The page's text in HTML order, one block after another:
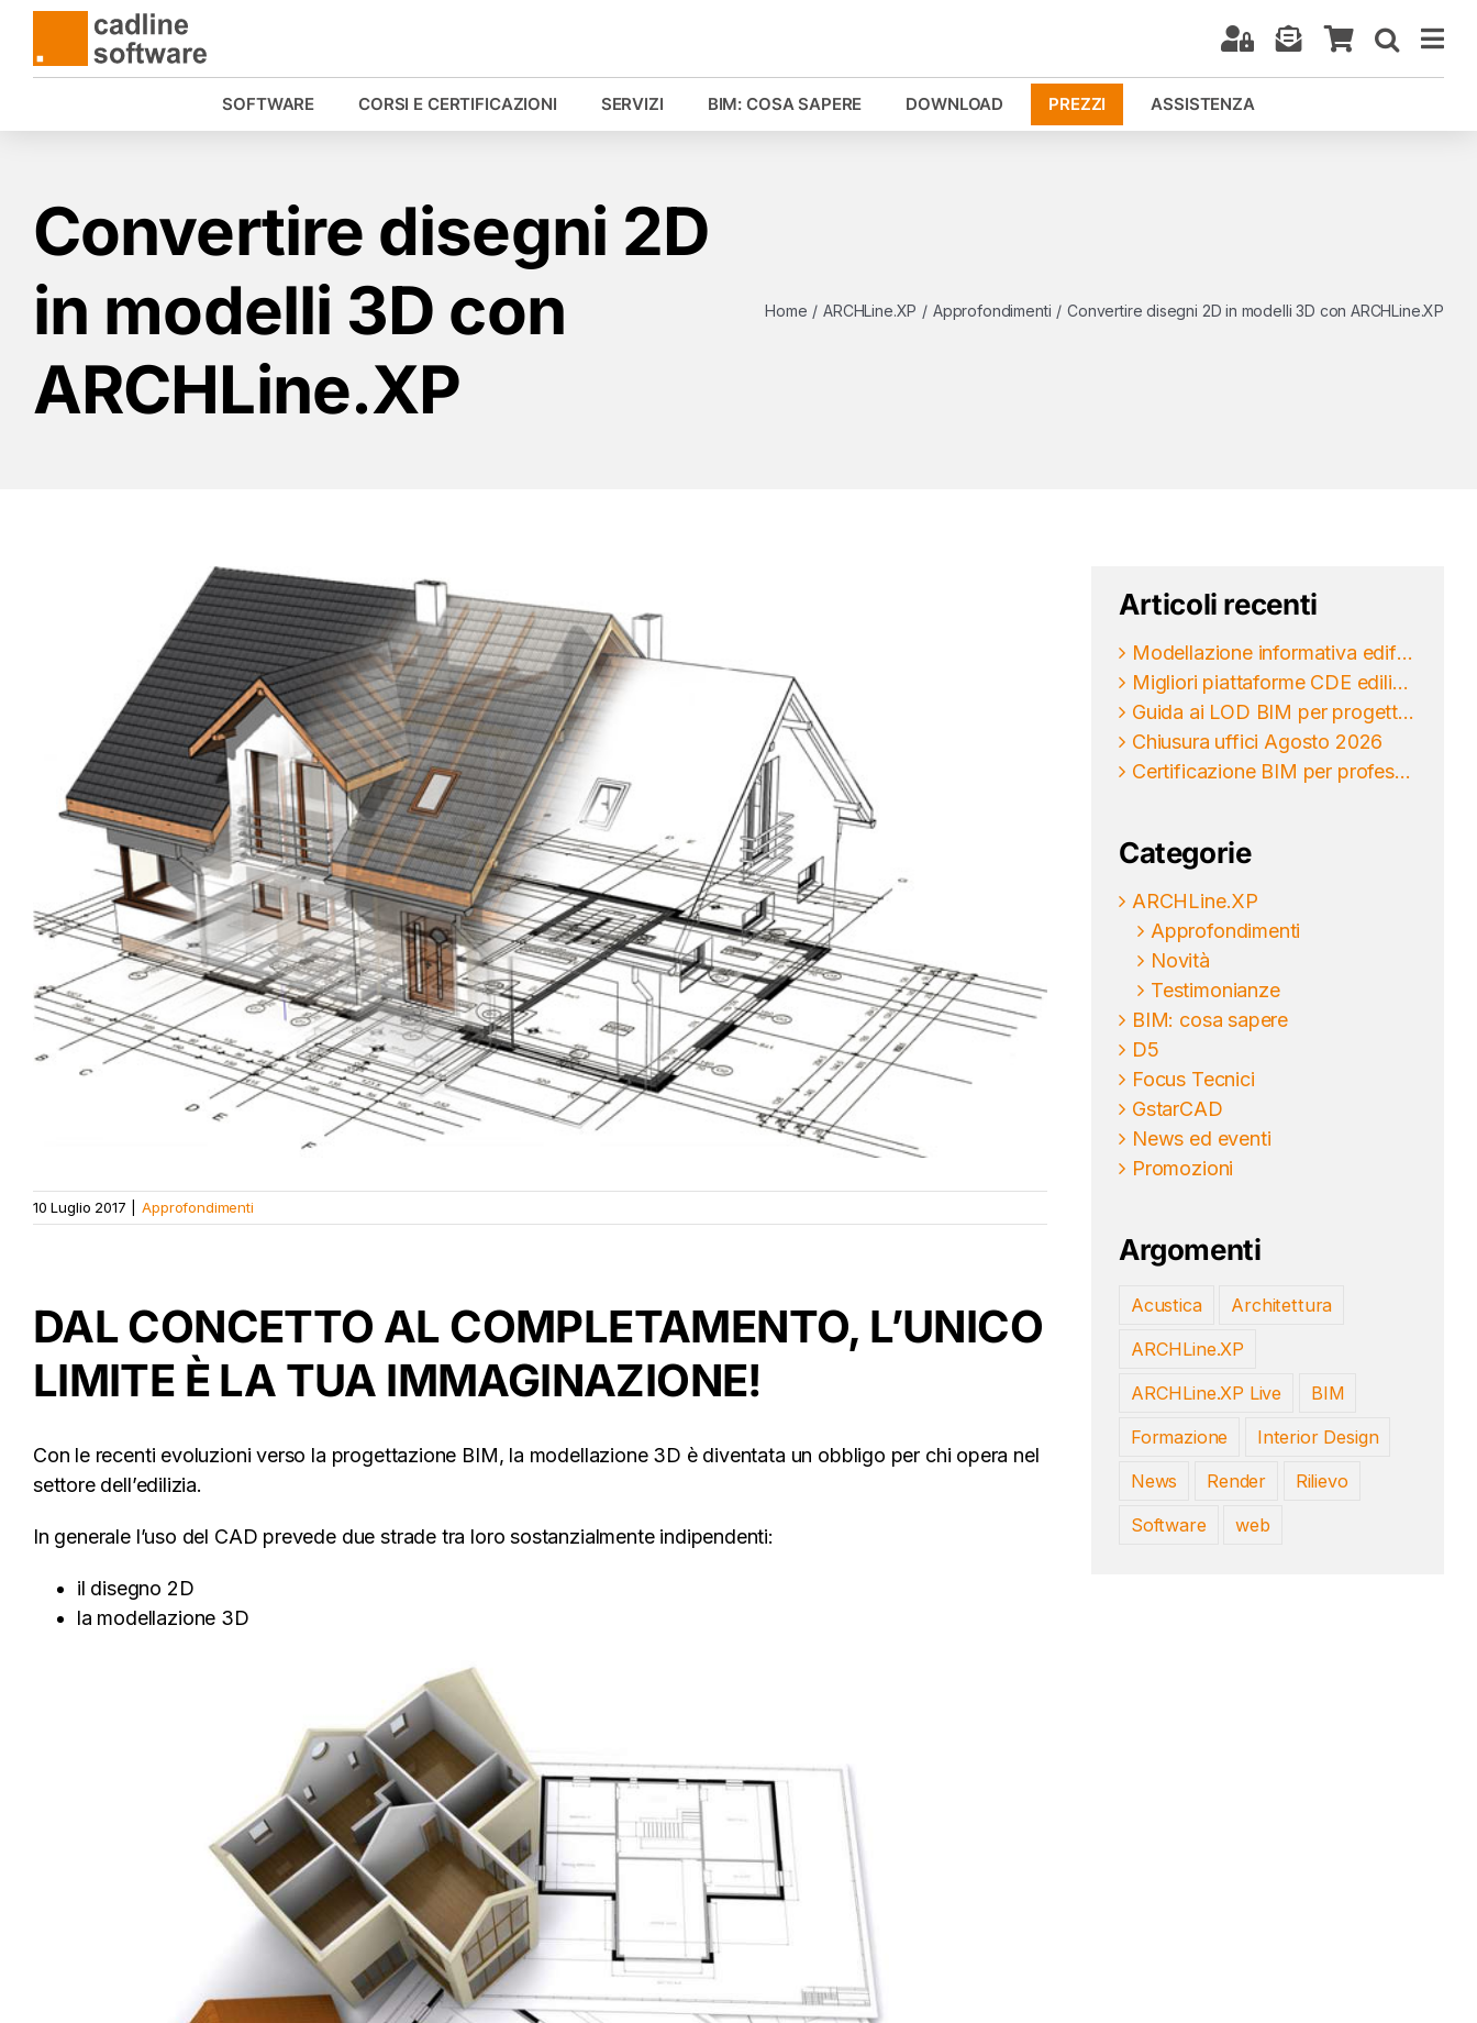
Salta
contenuto
SOFTWARE CORSI E CERTIFICAZIONI SERVIZI BIM: COSA SAPERE DOWNLOAD PREZZI ASSISTENZA
Convertire disegni 2D
in modelli 3D con
ARCHLine.XP
Home / ARCHLine.XP / Approfondimenti / Convertire disegni 2D in modelli 3D con ARCHLine.XP
10 Luglio 2017 Approfondimenti
DAL CONCETTO AL COMPLETAMENTO, L’UNICO
LIMITE È LA TUA IMMAGINAZIONE!
Con le recenti evoluzioni verso la progettazione BIM, la modellazione 3D è diventata un obbligo per chi opera nel
settore dell’edilizia.
In generale l’uso del CAD prevede due strade tra loro sostanzialmente indipendenti:
il disegno 2D
la modellazione 3D
Articoli recenti
Modellazione informativa edifici per progettare meglio
Migliori piattaforme CDE edilizia per il BIM
Guida ai LOD BIM per progettare senza ambiguità
Chiusura uffici Agosto 2026
Certificazione BIM per professionisti: come sceglierla
Categorie
ARCHLine.XP
Approfondimenti
Novità
Testimonianze
BIM: cosa sapere
D5
Focus Tecnici
GstarCAD
News ed eventi
Promozioni
Argomenti
Acustica
Architettura
ARCHLine.XP
ARCHLine.XP Live
BIM
Formazione
Interior Design
News
Render
Rilievo
Software
web